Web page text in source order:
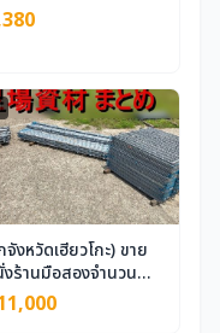
จังหวัดเฮียวโกะ) ขาย
ร้านมือสองจำนวน
/ KRH ราวจับป้องกัน
A รองรับชุดลิ่มชนิด